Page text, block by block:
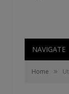
NAVIGATE
Home »